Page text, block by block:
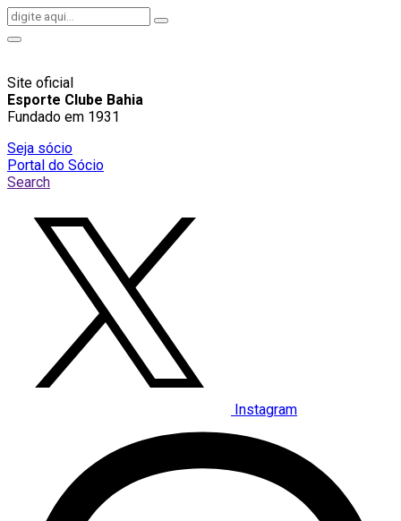
Site oficial
Esporte Clube Bahia
Fundado em 1931
Seja sócio
Portal do Sócio
Search
Instagram